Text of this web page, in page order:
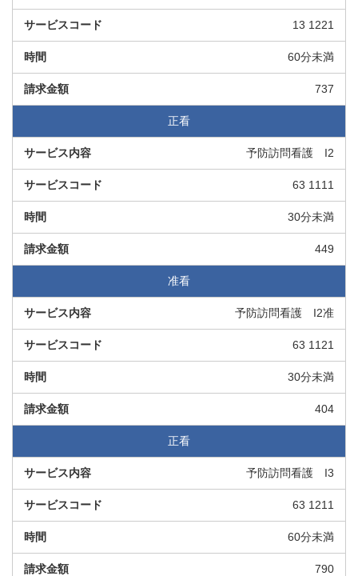
13 1221
60分未満
737
正看
予防訪問看護 I2
63 1111
30分未満
449
准看
予防訪問看護 I2准
63 1121
30分未満
404
正看
予防訪問看護 I3
63 1211
60分未満
790